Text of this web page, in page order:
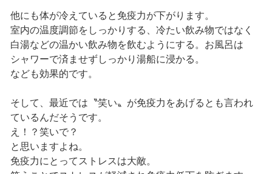
他にも体が冷えていると免疫力が下がります。
室内の温度調節をしっかりする、冷たい飲み物ではなく
白湯などの温かい飲み物を飲むようにする。お風呂は
シャワーで済ませずしっかり湯船に浸かる。
なども効果的です。
そして、最近では〝笑い〟が免疫力をあげるとも言われ
ているんだそうです。
え！？笑いで？
と思いますよね。
免疫力にとってストレスは大敵。